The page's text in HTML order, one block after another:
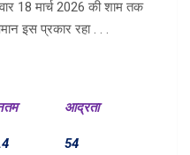
18 मार्च 2026 की शाम तक
इस प्रकार रहा . . .
आद्रता
54